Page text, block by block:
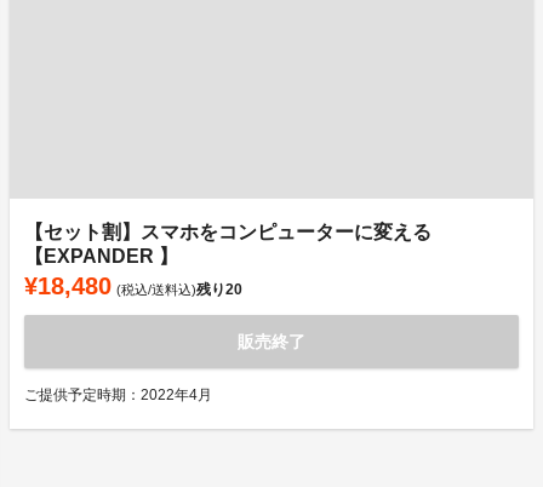
【セット割】スマホをコンピューターに変える
【EXPANDER 】
¥18,480 (税込/送料込)残り20
販売終了
ご提供予定時期：2022年4月